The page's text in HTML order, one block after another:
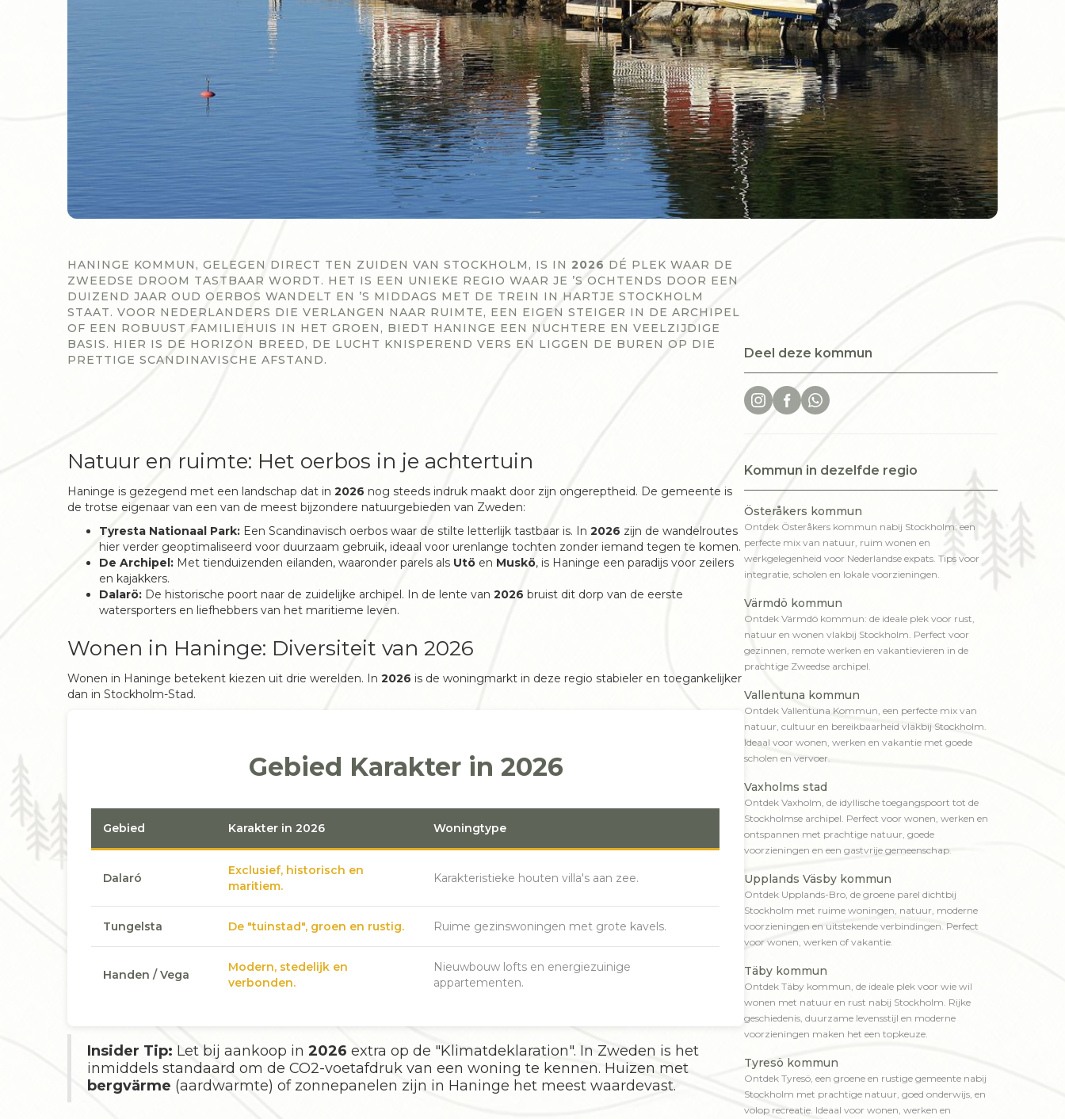
HANINGE KOMMUN, GELEGEN DIRECT TEN ZUIDEN VAN STOCKHOLM, IS IN2026 DÉ PLEK WAAR DE
ZWEEDSE DROOM TASTBAAR WORDT. HET IS EEN UNIEKE REGIO WAAR JE ’S OCHTENDS DOOR EEN
DUIZEND JAAR OUD OERBOS WANDELT EN ’S MIDDAGS MET DE TREIN IN HARTJE STOCKHOLM
STAAT. VOOR NEDERLANDERS DIE VERLANGEN NAAR RUIMTE, EEN EIGEN STEIGER IN DE ARCHIPEL
OF EEN ROBUUST FAMILIEHUIS IN HET GROEN, BIEDT HANINGE EEN NUCHTERE EN VEELZIJDIGE
BASIS. HIER IS DE HORIZON BREED, DE LUCHT KNISPEREND VERS EN LIGGEN DE BUREN OP DIE
PRETTIGE SCANDINAVISCHE AFSTAND.
Natuur en ruimte: Het oerbos in je achtertuin
Haninge is gezegend met een landschap dat in2026 nog steeds indruk maakt door zijn ongereptheid. De gemeente is
de trotse eigenaar van een van de meest bijzondere natuurgebieden van Zweden:
Tyresta Nationaal Park: Een Scandinavisch oerbos waar de stilte letterlijk tastbaar is. In2026 zijn de wandelroutes
hier verder geoptimaliseerd voor duurzaam gebruik, ideaal voor urenlange tochten zonder iemand tegen te komen.
De Archipel: Met tienduizenden eilanden, waaronder parels als Utö en Muskö, is Haninge een paradijs voor zeilers
en kajakkers.
Dalarö: De historische poort naar de zuidelijke archipel. In de lente van2026 bruist dit dorp van de eerste
watersporters en liefhebbers van het maritieme leven.
Wonen in Haninge: Diversiteit van 2026
Wonen in Haninge betekent kiezen uit drie werelden. In2026 is de woningmarkt in deze regio stabieler en toegankelijker
dan in Stockholm-Stad.
Gebied Karakter in 2026
Gebied Karakter in 2026 Woningtype
Dalaró
Exclusief, historisch en
maritiem.
Karakteristieke houten villa's aan zee.
Tungelsta De "tuinstad", groen en rustig. Ruime gezinswoningen met grote kavels.
Handen / Vega
Modern, stedelijk en
verbonden.
Nieuwbouw lofts en energiezuinige
appartementen.
Insider Tip: Let bij aankoop in2026 extra op de "Klimatdeklaration". In Zweden is het
inmiddels standaard om de CO2-voetafdruk van een woning te kennen. Huizen met
bergvärme (aardwarmte) of zonnepanelen zijn in Haninge het meest waardevast.
Deel deze kommun
Kommun in dezelfde regio
Österåkers kommun
Ontdek Österåkers kommun nabij Stockholm: een
perfecte mix van natuur, ruim wonen en
werkgelegenheid voor Nederlandse expats. Tips voor
integratie, scholen en lokale voorzieningen.
Värmdö kommun
Ontdek Värmdö kommun: de ideale plek voor rust,
natuur en wonen vlakbij Stockholm. Perfect voor
gezinnen, remote werken en vakantievieren in de
prachtige Zweedse archipel.
Vallentuna kommun
Ontdek Vallentuna Kommun, een perfecte mix van
natuur, cultuur en bereikbaarheid vlakbij Stockholm.
Ideaal voor wonen, werken en vakantie met goede
scholen en vervoer.
Vaxholms stad
Ontdek Vaxholm, de idyllische toegangspoort tot de
Stockholmse archipel. Perfect voor wonen, werken en
ontspannen met prachtige natuur, goede
voorzieningen en een gastvrije gemeenschap.
Upplands Väsby kommun
Ontdek Upplands-Bro, de groene parel dichtbij
Stockholm met ruime woningen, natuur, moderne
voorzieningen en uitstekende verbindingen. Perfect
voor wonen, werken of vakantie.
Täby kommun
Ontdek Täby kommun, de ideale plek voor wie wil
wonen met natuur en rust nabij Stockholm. Rijke
geschiedenis, duurzame levensstijl en moderne
voorzieningen maken het een topkeuze.
Tyresö kommun
Ontdek Tyresö, een groene en rustige gemeente nabij
Stockholm met prachtige natuur, goed onderwijs, en
volop recreatie. Ideaal voor wonen, werken en